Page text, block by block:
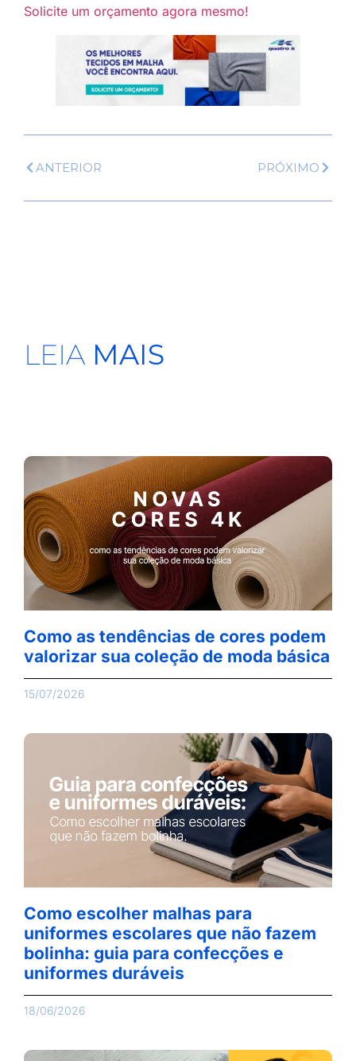
Solicite um orçamento agora mesmo!​
ANTERIOR PRÓXIMO
LEIA MAIS
Como as tendências de cores podem
valorizar sua coleção de moda básica
15/07/2026
Como escolher malhas para
uniformes escolares que não fazem
bolinha: guia para confecções e
uniformes duráveis
18/06/2026